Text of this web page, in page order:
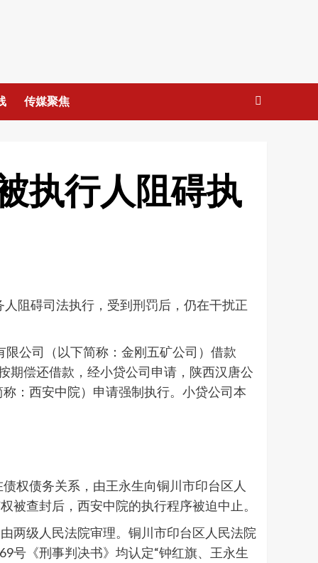
传媒聚焦
执行人阻碍执
阻碍司法执行，受到刑罚后，仍在干扰正
公司（以下简称：金刚五矿公司）借款
期偿还借款，经小贷公司申请，陕西汉唐公
：西安中院）申请强制执行。小贷公司本
权债务关系，由王永生向铜川市印台区人
查封后，西安中院的执行程序被迫中止。
两级人民法院审理。铜川市印台区人民法院
号《刑事判决书》均认定“钟红旗、王永生